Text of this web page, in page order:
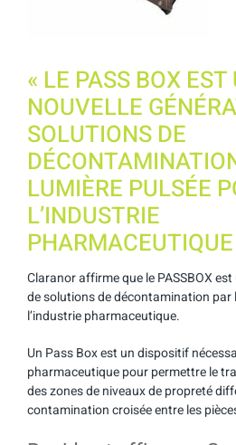
« LE PASS BOX EST
NOUVELLE
SOLUTIONS DE
LUMIÈRE PULSÉE
L’INDUSTRIE
Claranor affirme que le PASSBOX
de solutions de décontamination par
l’industrie pharmaceutique.
Un Pass Box est un dispositif
pharmaceutique pour permettre le
des zones de niveaux de propreté
contamination croisée entre les